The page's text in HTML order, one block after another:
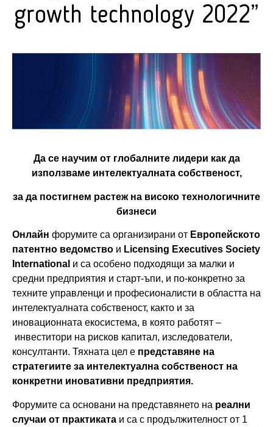
growth technology 2022”
Да се научим от глобалните лидери как да
използваме интелектуалната собственост,
за да постигнем растеж на високо технологичните
бизнеси
Онлайн форумите са организирани от Европейското
патентно ведомство и Licensing Executives Society
International и са особено подходящи за малки и
средни предприятия и старт-ъпи, и по-конкретно за
техните управленци и професионалисти в областта на
интелектуалната собственост, както и за
иновационната екосистема, в която работят –
инвеститори на рисков капитал, изследователи,
консултанти. Тяхната цел е представяне на
стратегиите за интелектуална собственост на
конкретни иновативни предприятия.
Форумите са основани на представянето на реални
случаи от практиката и са с продължителност от 1